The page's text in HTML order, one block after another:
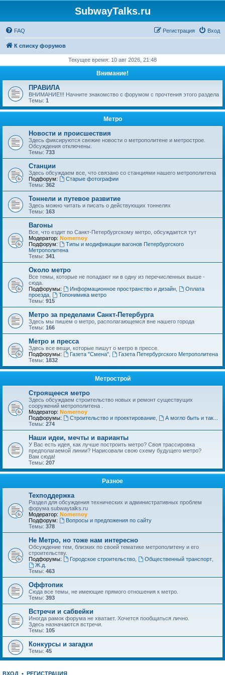
SubwayTalks.ru
FAQ Вход
Регистрация
К списку форумов
Текущее время: 10 авг 2026, 21:48
Внимание!
ПРАВИЛА
ВНИМАНИЕ!!! Начните знакомство с форумом с прочтения этого раздела
Темы: 1
Метро
Новости и происшествия
Здесь фиксируются свежие новости о метрополитене и метрострое.
Обсуждения отключены.
Темы: 733
Станции
Здесь обсуждаем все, что связано со станциями нашего метрополитена
Подфорум:
Старые фотографии
Темы: 362
Тоннели и путевое развитие
Здесь можно читать и писать о действующих тоннелях
Темы: 163
Вагоны
Все, что ездит по Санкт-Петербургскому метро, обсуждается тут
Модератор: Nomernoy
Подфорум:
Типы и модификации вагонов Петербургского
Метрополитена
Темы: 341
Около метро
Все темы, которые не попадают ни в одну из перечисленных выше -
сюда.
Подфорумы:
Информационное пространство и дизайн,
Оплата
проезда
Топонимика метро
Темы: 915
Метро за пределами Санкт-Петербурга
Здесь мы пишем о метро, располагающемся вне нашего города
Темы: 166
Метро и пресса
Здесь все вещи, которые пишут о метро в прессе.
Подфорумы:
Газета "Смена",
Газета Петербургского Метрополитена
Темы: 1832
Метрострой
Строящееся метро
Здесь обсуждаем строительство новых и ремонт существущих
сооружений метрополитена .
Модератор: Nomernoy
Подфорумы:
Строительство и проектирование,
А могло быть и так...
Темы: 274
Наши идеи, мечты и варианты
У Вас есть идея, как лучше построить метро? Своя трассировка
предполагаемой линии? Нарисовали свою схему будущего метро?
Вам сюда!
Темы: 207
Разное
Техподдержка
Раздел для обсуждения технических и административных проблем
форума subwaytalks.ru
Модератор: Nomernoy
Подфорум:
Вопросы и предложения по сайту
Темы: 378
Не Метро, но тоже нам интересно
Обсуждение тем, близких по своей тематике метрополитену и его
строительству.
Подфорумы:
Городское строительство, Общественный транспорт,
Ж.д.
Темы: 463
Оффтопик
Сюда все темы, не имеющие прямого отношения к метро.
Темы: 393
Встречи и сабвейки
Иногда рамок форума не хватает. Хочется пообщаться лично.
Здесь назначаются встречи.
Темы: 105
Конкурсы и загадки
Темы: 45
ВХОД • РЕГИСТРАЦИЯ